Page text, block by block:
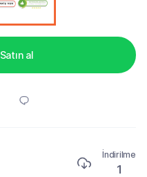
Satın al
İndirilme
1